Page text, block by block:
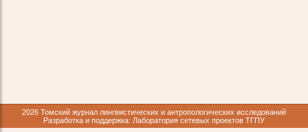
2026 Томский журнал лингвистических и антропологических исследований
Разработка и поддержка: Лаборатория сетевых проектов ТГПУ